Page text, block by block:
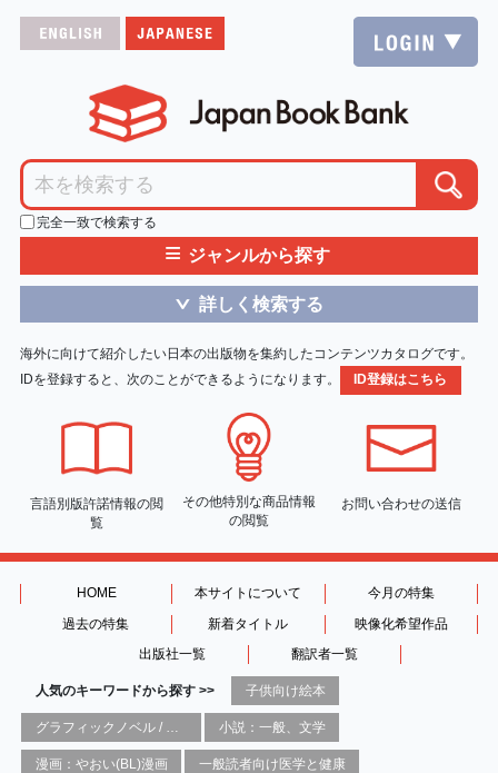
完全一致で検索する
≡ ジャンルから探す
＞ 詳しく検索する
海外に向けて紹介したい日本の出版物を集約したコンテンツカタログです。
IDを登録すると、次のことができるようになります。
ID登録はこちら
言語別版許諾情報の閲
覧
その他特別な商品情報
の閲覧
お問い合わせの送信
HOME 本サイトについて
今月の特集
過去の特集
新着タイトル
映像化希望作品
出版社一覧
翻訳者一覧
人気のキーワードから探す >> 子供向け絵本
小説：一般、文学
漫画：やおい(BL)漫画 一般読者向け医学と健康